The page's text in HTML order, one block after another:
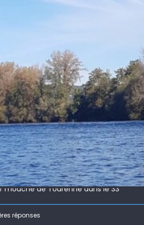
!
mouche de Tourenne dans le 33
( 63 )
réponses